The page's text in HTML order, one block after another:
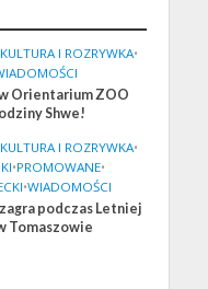
KULTURA I ROZRYWKA•
Orientarium ZOO
Shwe!
KULTURA I ROZRYWKA•
•PROMOWANE•
•WIADOMOŚCI
podczas Letniej
Tomaszowie